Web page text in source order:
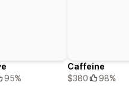
95%
Caffeine
$380
98%